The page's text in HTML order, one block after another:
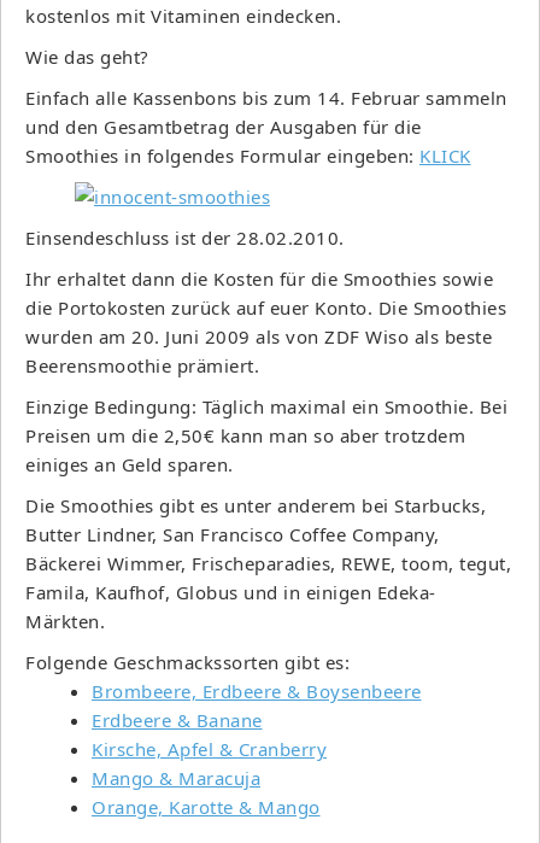
kostenlos mit Vitaminen eindecken.
Wie das geht?
Einfach alle Kassenbons bis zum 14. Februar sammeln
und den Gesamtbetrag der Ausgaben für die
Smoothies in folgendes Formular eingeben: KLICK
Einsendeschluss ist der 28.02.2010.
Ihr erhaltet dann die Kosten für die Smoothies sowie
die Portokosten zurück auf euer Konto. Die Smoothies
wurden am 20. Juni 2009 als von ZDF Wiso als beste
Beerensmoothie prämiert.
Einzige Bedingung: Täglich maximal ein Smoothie. Bei
Preisen um die 2,50€ kann man so aber trotzdem
einiges an Geld sparen.
Die Smoothies gibt es unter anderem bei Starbucks,
Butter Lindner, San Francisco Coffee Company,
Bäckerei Wimmer, Frischeparadies, REWE, toom, tegut,
Famila, Kaufhof, Globus und in einigen Edeka-
Märkten.
Folgende Geschmackssorten gibt es:
Brombeere, Erdbeere & Boysenbeere
Erdbeere & Banane
Kirsche, Apfel & Cranberry
Mango & Maracuja
Orange, Karotte & Mango